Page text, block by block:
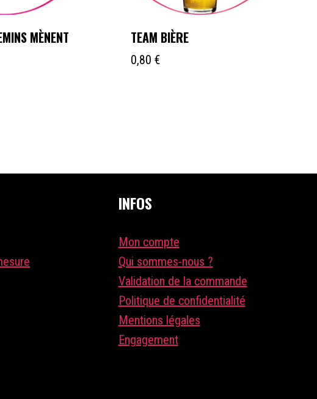
MÈNENT
TEAM BIÈRE
0,80 €
INFOS
Mon compte
Qui sommes-nous ?
Validation de la commande
Politique de confidentialité
Mentions légales
Engagement